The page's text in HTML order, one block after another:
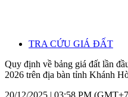
TRA CỨU GIÁ ĐẤT
Quy định về bảng giá đất lần
2026 trên địa bàn tỉnh Khánh